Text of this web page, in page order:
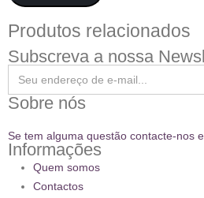
Produtos relacionados
Subscreva a nossa
Sobre nós
Se tem alguma questão contacte-nos
Informações
Quem somos
Contactos